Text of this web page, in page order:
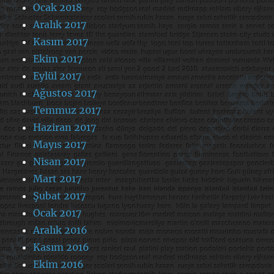
Ocak 2018
Aralık 2017
Kasım 2017
Ekim 2017
Eylül 2017
Ağustos 2017
Temmuz 2017
Haziran 2017
Mayıs 2017
Nisan 2017
Mart 2017
Şubat 2017
Ocak 2017
Aralık 2016
Kasım 2016
Ekim 2016